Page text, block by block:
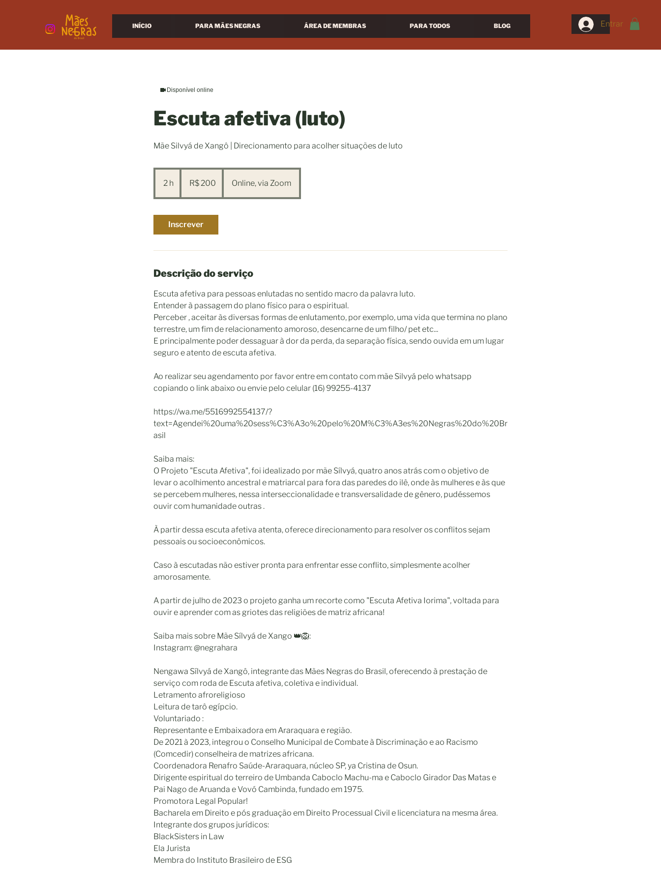
INÍCIO PARA MÃES NEGRAS ÁREA DE MEMBRAS PARA TODOS BLOG Entrar
Disponível online
Escuta afetiva (luto)
Mãe Silvyá de Xangô | Direcionamento para acolher situações de luto
2 h
h
brasileiros
R$ 200 Online, via Zoom
Inscrever
Descrição do serviço
Escuta afetiva para pessoas enlutadas no sentido macro da palavra luto.
Entender à passagem do plano físico para o espiritual.
Perceber , aceitar às diversas formas de enlutamento, por exemplo, uma vida que termina no plano
terrestre, um fim de relacionamento amoroso, desencarne de um filho/ pet etc...
E principalmente poder dessaguar à dor da perda, da separação física, sendo ouvida em um lugar
seguro e atento de escuta afetiva.
Ao realizar seu agendamento por favor entre em contato com mãe Silvyá pelo whatsapp
copiando o link abaixo ou envie pelo celular (16) 99255-4137
https://wa.me/5516992554137/?
text=Agendei%20uma%20sess%C3%A3o%20pelo%20M%C3%A3es%20Negras%20do%20Br
asil
Saiba mais:
O Projeto "Escuta Afetiva", foi idealizado por mãe Sílvyá, quatro anos atrás com o objetivo de
levar o acolhimento ancestral e matriarcal para fora das paredes do ilê, onde às mulheres e às que
se percebem mulheres, nessa interseccionalidade e transversalidade de gênero, pudéssemos
ouvir com humanidade outras .
À partir dessa escuta afetiva atenta, oferece direcionamento para resolver os conflitos sejam
pessoais ou socioeconômicos.
Caso à escutadas não estiver pronta para enfrentar esse conflito, simplesmente acolher
amorosamente.
A partir de julho de 2023 o projeto ganha um recorte como "Escuta Afetiva Iorima", voltada para
ouvir e aprender com as griotes das religiões de matriz africana!
Saiba mais sobre Mãe Sílvyá de Xango 👑🦁:
Instagram: @negrahara
Nengawa Sílvyá de Xangô, integrante das Mães Negras do Brasil, oferecendo à prestação de
serviço com roda de Escuta afetiva, coletiva e individual.
Letramento afroreligioso
Leitura de tarô egípcio.
Voluntariado :
Representante e Embaixadora em Araraquara e região.
De 2021 à 2023, integrou o Conselho Municipal de Combate à Discriminação e ao Racismo
(Comcedir) conselheira de matrizes africana.
Coordenadora Renafro Saúde-Araraquara, núcleo SP, ya Cristina de Osun.
Dirigente espiritual do terreiro de Umbanda Caboclo Machu-ma e Caboclo Girador Das Matas e
Pai Nago de Aruanda e Vovó Cambinda, fundado em 1975.
Promotora Legal Popular!
Bacharela em Direito e pós graduação em Direito Processual Civil e licenciatura na mesma área.
Integrante dos grupos jurídicos:
BlackSisters in Law
Ela Jurista
Membra do Instituto Brasileiro de ESG